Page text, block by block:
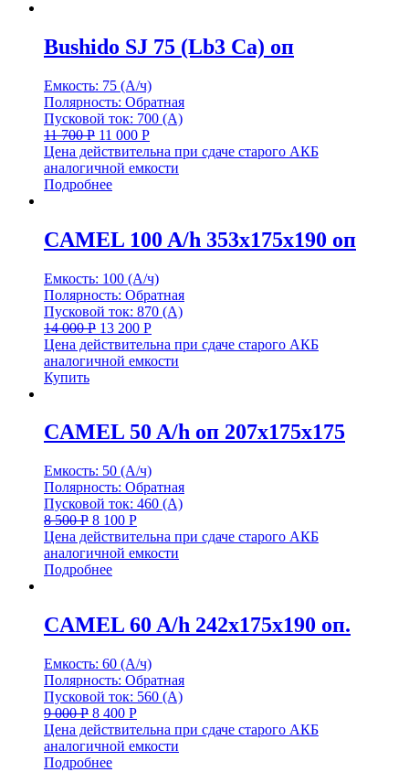
Bushido SJ 75 (Lb3 Ca) оп
Емкость: 75 (А/ч)
Полярность: Обратная
Пусковой ток: 700 (А)
11 700Р 11 000 Р
Цена действительна при сдаче старого АКБ
аналогичной емкости
Подробнее
CAMEL 100 A/h 353x175x190 оп
Емкость: 100 (А/ч)
Полярность: Обратная
Пусковой ток: 870 (А)
14 000Р 13 200 Р
Цена действительна при сдаче старого АКБ
аналогичной емкости
Купить
CAMEL 50 A/h оп 207х175х175
Емкость: 50 (А/ч)
Полярность: Обратная
Пусковой ток: 460 (А)
8 500Р 8 100 Р
Цена действительна при сдаче старого АКБ
аналогичной емкости
Подробнее
CAMEL 60 A/h 242x175x190 оп.
Емкость: 60 (А/ч)
Полярность: Обратная
Пусковой ток: 560 (А)
9 000Р 8 400 Р
Цена действительна при сдаче старого АКБ
аналогичной емкости
Подробнее